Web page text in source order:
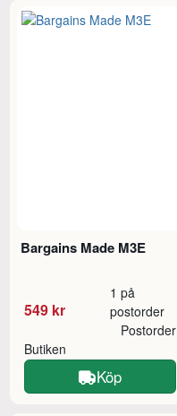
Bargains Made M3E
549 kr
1 på
postorder
Butiken
Postorder
Köp